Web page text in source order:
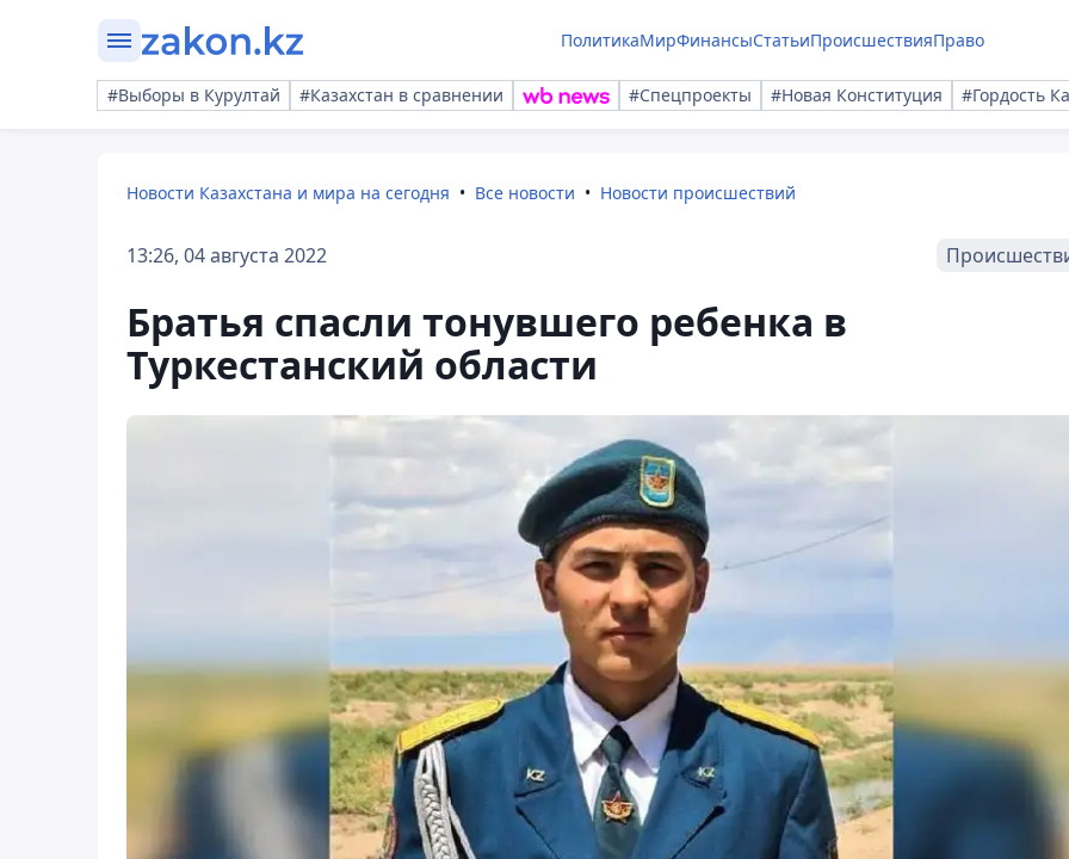
ПолитикаМирФинансыСтатьиПроисшествияПраво
#Выборы в Курултай #Казахстан в сравнении #Спецпроекты #Новая Конституция #Гордость
Новости Казахстана и мира на сегодня Все новости Новости происшествий
13:26, 04 августа 2022
Братья спасли тонувшего ребенка в
Туркестанский области